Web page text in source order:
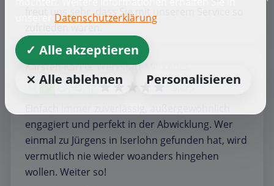
freut uns sehr, dass Sie mit unserem Service so
Karsten Karl G.Werkstatt
5,0/5
engagiert und perfekt in der Abwicklung. Wer
einmal zu Jürgens in Iserlohn gefunden hat, wird
vermutlich nie wieder woanders hingehen
wollen. Weiter so!
unserer Datenschutzerklärung
✓ Alle akzeptieren
⨯ Alle ablehnen
Personalisieren